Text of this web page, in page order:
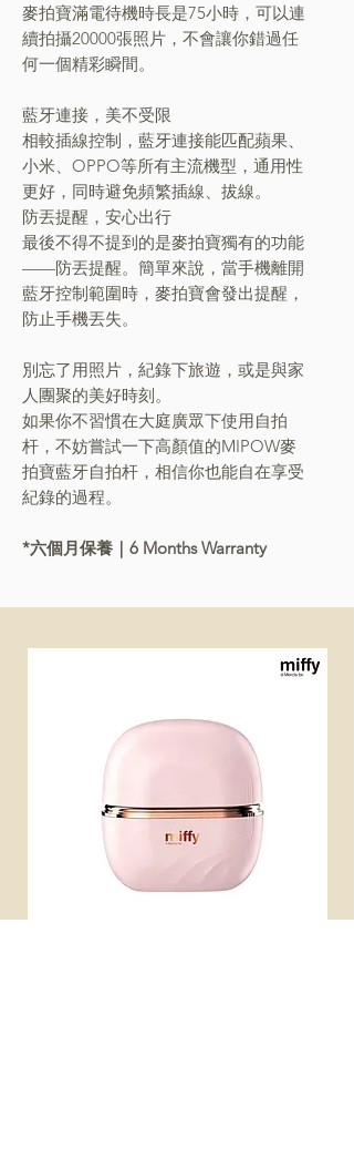
麥拍寶滿電待機時長是75小時，可以連
續拍攝20000張照片，不會讓你錯過任
何一個精彩瞬間。
藍牙連接，美不受限
相較插線控制，藍牙連接能匹配蘋果、
小米、OPPO等所有主流機型，通用性
更好，同時避免頻繁插線、拔線。
防丟提醒，安心出行
最後不得不提到的是麥拍寶獨有的功能
——防丟提醒。簡單來說，當手機離開
藍牙控制範圍時，麥拍寶會發出提醒，
防止手機丟失。
別忘了用照片，紀錄下旅遊，或是與家
人團聚的美好時刻。
如果你不習慣在大庭廣眾下使用自拍
杆，不妨嘗試一下高顏值的MIPOW麥
拍寶藍牙自拍杆，相信你也能自在享受
紀錄的過程。
*六個月保養｜6 Months Warranty